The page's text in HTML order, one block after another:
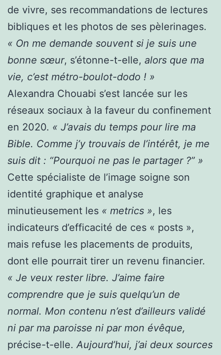
de vivre, ses recommandations de lectures
bibliques et les photos de ses pèlerinages.
« On me demande souvent si je suis une
bonne sœur, s’étonne-t-elle, alors que ma
vie, c’est métro-boulot-dodo ! »
Alexandra Chouabi s’est lancée sur les
réseaux sociaux à la faveur du confinement
en 2020. « J’avais du temps pour lire ma
Bible. Comme j’y trouvais de l’intérêt, je me
suis dit : “Pourquoi ne pas le partager ?” »
Cette spécialiste de l’image soigne son
identité graphique et analyse
minutieusement les « metrics », les
indicateurs d’efficacité de ces « posts »,
mais refuse les placements de produits,
dont elle pourrait tirer un revenu financier.
« Je veux rester libre. J’aime faire
comprendre que je suis quelqu’un de
normal. Mon contenu n’est d’ailleurs validé
ni par ma paroisse ni par mon évêque,
précise-t-elle.Aujourd’hui, j’ai deux sources